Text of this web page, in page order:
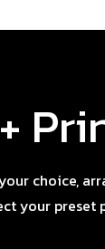
choice,
your preset